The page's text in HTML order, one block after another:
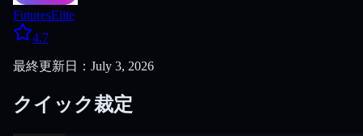
FuturesElite
4.7
最終更新日：July 3, 2026
クイック裁定